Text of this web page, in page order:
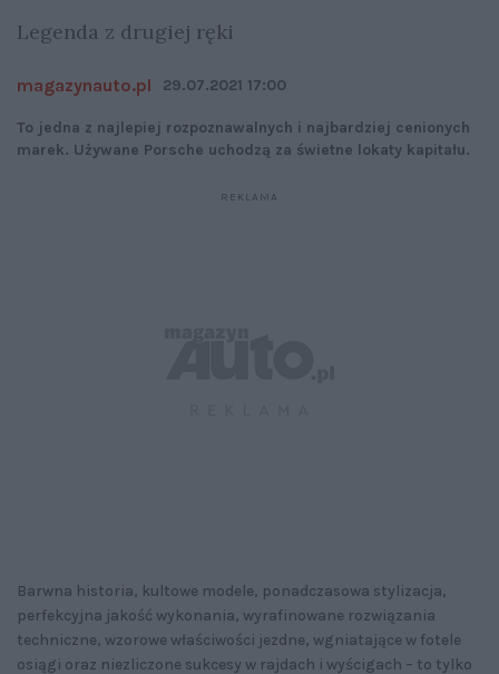
Legenda z drugiej ręki
magazynauto.pl 29.07.2021 17:00
To jedna z najlepiej rozpoznawalnych i najbardziej cenionych
marek. Używane Porsche uchodzą za świetne lokaty kapitału.
Barwna historia, kultowe modele, ponadczasowa stylizacja,
perfekcyjna jakość wykonania, wyrafinowane rozwiązania
techniczne, wzorowe właściwości jezdne, wgniatające w fotele
osiągi oraz niezliczone sukcesy w rajdach i wyścigach – to tylko